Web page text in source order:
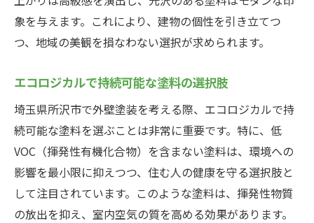
象を与えます。これにより、建物の個性を引き立てつ
つ、地域の美観を損なわない選択が求められます。
エコロジカルで持続可能な塗料の選択肢
埼玉県所沢市で外壁塗装を考える際、エコロジカルで持
続可能な塗料を選ぶことは非常に重要です。特に、低
VOC（揮発性有機化合物）を含まない塗料は、環境への
影響を最小限に抑えつつ、住む人の健康を守る選択肢と
して注目されています。このような塗料は、揮発性物質
の放出を抑え、室内空気の質を高める効果があります。